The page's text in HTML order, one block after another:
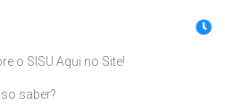
o SISU Aqui no Site!
saber?